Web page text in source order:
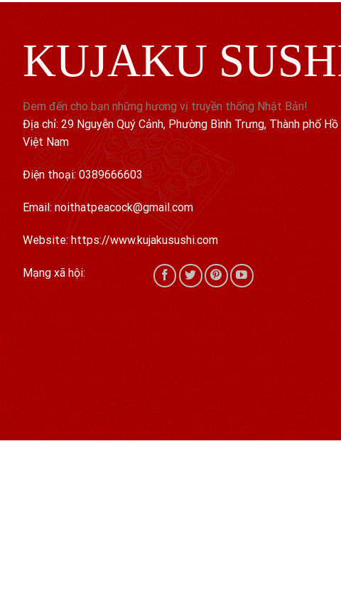
KUJAKU
Đem đến cho bạn những hương vị truyền thống Nhật Bản!
Địa chỉ: 29 Nguyễn Quý Cảnh, Phường Bình Trưng, Thành phố Hồ
Việt Nam
Điện thoại: 0389666603
Email: noithatpeacock@gmail.com
Website: https://www.kujakusushi.com
Mạng xã hội: